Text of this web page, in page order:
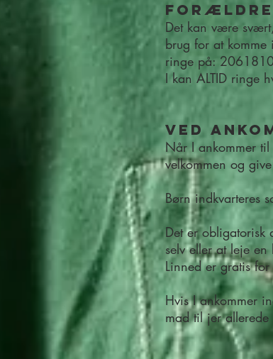
Det kan være
brug for at komme
ringe på:
I kan ALTID ringe
Ved
Når I ankommer
velkommen og
Børn indkvarteres
Det er obligatorisk
selv eller at leje
Linned er gratis
Hvis I ankommer
mad til jer